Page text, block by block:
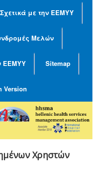
Σχετικά με την ΕΕΜΥΥ
Μελών
ΕΕΜΥΥ Sitemap
Version
Χρηστών